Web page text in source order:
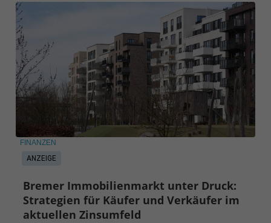
ANZEIGE
FINANZEN
Bremer Immobilienmarkt unter Druck:
Strategien für Käufer und Verkäufer im
aktuellen Zinsumfeld